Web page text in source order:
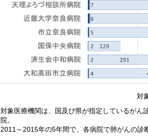
対
対象医療機関は、国及び県が指定しているがん
院。
2011～2015年の5年間で、各病院で肺がんの診